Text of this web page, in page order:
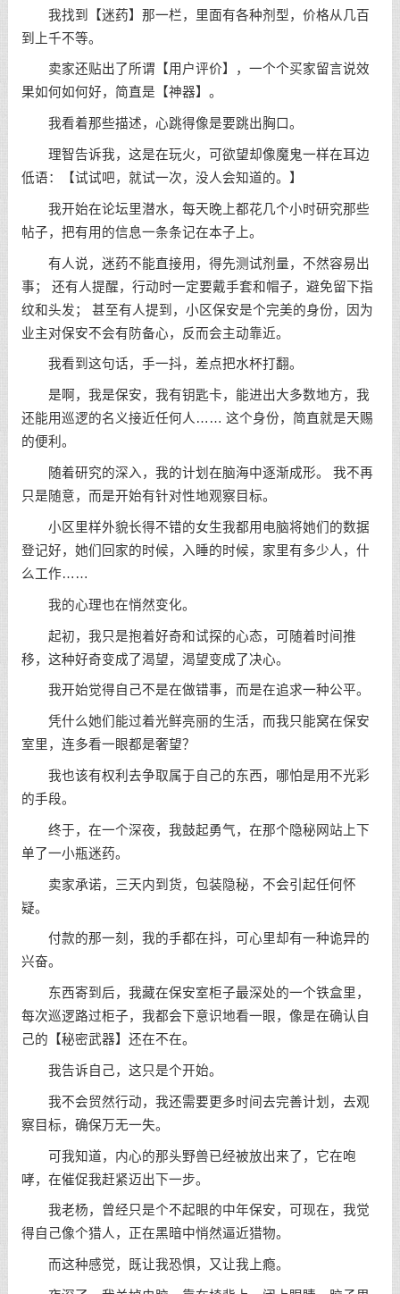
我找到【迷药】那一栏，里面有各种剂型，价格从几百
到上千不等。
卖家还贴出了所谓【用户评价】，一个个买家留言说效
果如何如何好，简直是【神器】。
我看着那些描述，心跳得像是要跳出胸口。
理智告诉我，这是在玩火，可欲望却像魔鬼一样在耳边
低语：【试试吧，就试一次，没人会知道的。】
我开始在论坛里潜水，每天晚上都花几个小时研究那些
帖子，把有用的信息一条条记在本子上。
有人说，迷药不能直接用，得先测试剂量，不然容易出
事； 还有人提醒，行动时一定要戴手套和帽子，避免留下指
纹和头发； 甚至有人提到，小区保安是个完美的身份，因为
业主对保安不会有防备心，反而会主动靠近。
我看到这句话，手一抖，差点把水杯打翻。
是啊，我是保安，我有钥匙卡，能进出大多数地方，我
还能用巡逻的名义接近任何人…… 这个身份，简直就是天赐
的便利。
随着研究的深入，我的计划在脑海中逐渐成形。 我不再
只是随意，而是开始有针对性地观察目标。
小区里样外貌长得不错的女生我都用电脑将她们的数据
登记好，她们回家的时候，入睡的时候，家里有多少人，什
么工作……
我的心理也在悄然变化。
起初，我只是抱着好奇和试探的心态，可随着时间推
移，这种好奇变成了渴望，渴望变成了决心。
我开始觉得自己不是在做错事，而是在追求一种公平。
凭什么她们能过着光鲜亮丽的生活，而我只能窝在保安
室里，连多看一眼都是奢望？
我也该有权利去争取属于自己的东西，哪怕是用不光彩
的手段。
终于，在一个深夜，我鼓起勇气，在那个隐秘网站上下
单了一小瓶迷药。
卖家承诺，三天内到货，包装隐秘，不会引起任何怀
疑。
付款的那一刻，我的手都在抖，可心里却有一种诡异的
兴奋。
东西寄到后，我藏在保安室柜子最深处的一个铁盒里，
每次巡逻路过柜子，我都会下意识地看一眼，像是在确认自
己的【秘密武器】还在不在。
我告诉自己，这只是个开始。
我不会贸然行动，我还需要更多时间去完善计划，去观
察目标，确保万无一失。
可我知道，内心的那头野兽已经被放出来了，它在咆
哮，在催促我赶紧迈出下一步。
我老杨，曾经只是个不起眼的中年保安，可现在，我觉
得自己像个猎人，正在黑暗中悄然逼近猎物。
而这种感觉，既让我恐惧，又让我上瘾。